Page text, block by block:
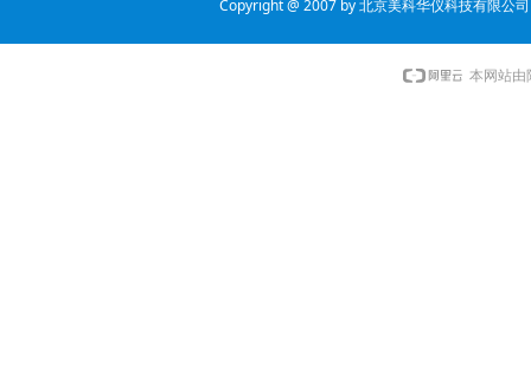
Copyright @ 2007 by 北京美科华仪科技有限公
本网站由